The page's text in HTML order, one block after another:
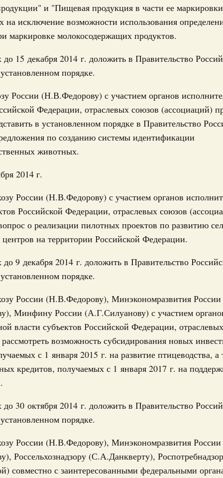
и "Пищевая продукция в части ее
на исключение возможности использования
маркировке молокосодержащих продуктов.
до 15 декабря 2014 г. доложить в Правительство
порядке.
России (Н.В.Федорову) с участием органов
Федерации, отраслевых союзов (ассоциаций)
в установленном порядке в Правительство
по созданию системы идентификации
животных.
2014 г.
России (Н.В.Федорову) с участием органов
Российской Федерации, отраслевых союзов
о реализации пилотных проектов по развитию
центров на территории Российской Федерации.
до 9 декабря 2014 г. доложить в Правительство
порядке.
России (Н.В.Федорову), Минэкономразвития России
Минфину России (А.Г.Силуанову) с участием
власти субъектов Российской Федерации,
возможность субсидирования новых
с 1 января 2015 г. на развитие птицеводства, а
кредитов, получаемых с 1 января 2017 г. на
до 30 октября 2014 г. доложить в Правительство
порядке.
России (Н.В.Федорову), Минэкономразвития России
Россельхознадзору (С.А.Данкверту),
совместно с заинтересованными федеральными
2025, четверг
научных исследований и разработок
итогам стратегической сессии «Модель
2025, четверг
итогам рабочей поездки в
округа
2025, пятница
России
итогам встречи с членами Совета палаты
2025, суббота
для жизни»
итогам стратегической сессии об
инфраструктуры
1
Показать еще